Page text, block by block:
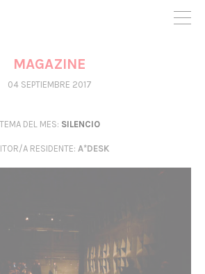
seguimos necesitándote para poder
puedes participar del proyecto y
MAGAZINE
04 SEPTIEMBRE 2017
TEMA DEL MES: SILENCIO
A RESIDENTE: A*DESK